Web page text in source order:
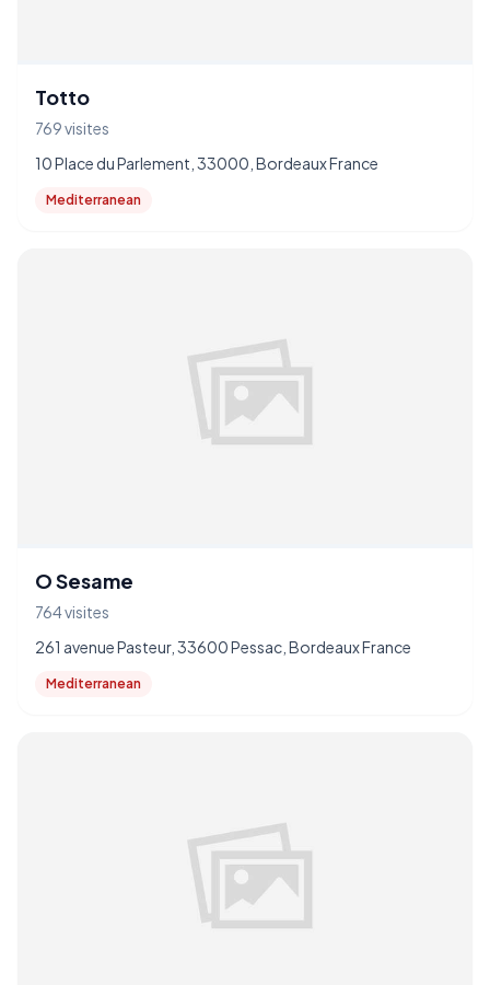
Totto
769 visites
10 Place du Parlement, 33000, Bordeaux France
Mediterranean
O Sesame
764 visites
261 avenue Pasteur, 33600 Pessac, Bordeaux France
Mediterranean